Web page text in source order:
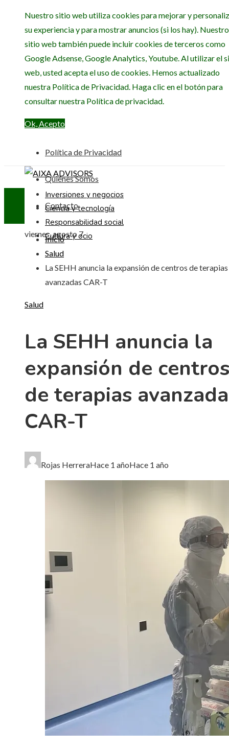
Nuestro sitio web utiliza cookies para mejorar y
su experiencia y para mostrar anuncios (si los hay). Nuestro
sitio web también puede incluir cookies de terceros como
Google Adsense, Google Analytics, Youtube. Al utilizar el
web, usted acepta el uso de cookies. Hemos actualizado
nuestra Política de Privacidad. Haga clic en el botón para
consultar nuestra Política de privacidad.
Ok, Acepto
Política de Privacidad
Quiénes Somos
Contacto
viernes, agosto 7
Inversiones y negocios
Ciencia y tecnología
Responsabilidad social
Cultura y ocio
Inicio
Salud
La SEHH anuncia la expansión de centros de terapias
avanzadas CAR-T
Salud
La SEHH anuncia la
expansión de centros
de terapias
CAR-T
Rojas HerreraHace 1 añoHace 1 año